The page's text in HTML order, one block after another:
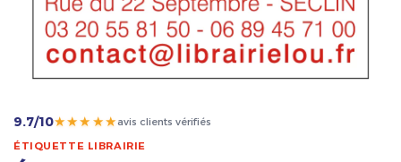
9.7/10★★★★★avis clients vérifiés
ÉTIQUETTE LIBRAIRIE